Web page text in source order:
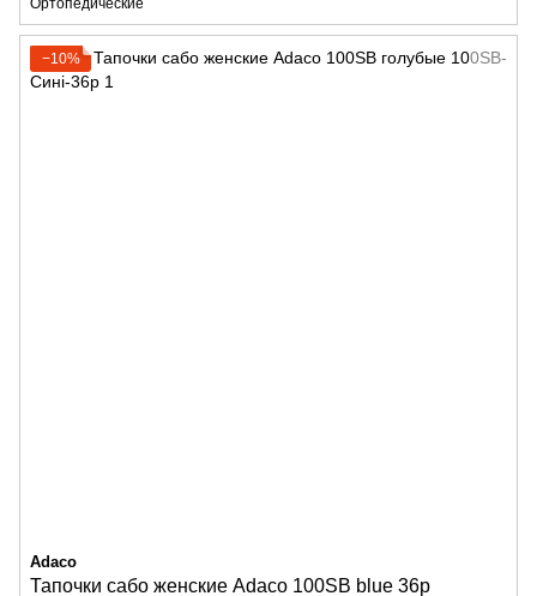
Ортопедические
−10%
Adaco
Тапочки сабо женские Adaco 100SB blue 36р